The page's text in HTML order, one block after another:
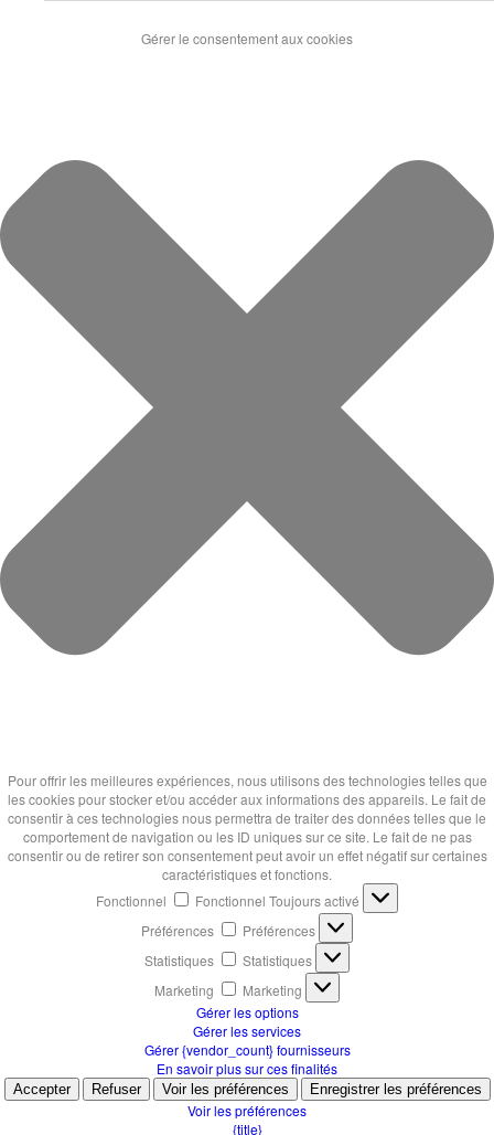
Gérer le consentement aux cookies
Pour offrir les meilleures expériences, nous utilisons des technologies telles que
les cookies pour stocker et/ou accéder aux informations des appareils. Le fait de
consentir à ces technologies nous permettra de traiter des données telles que le
comportement de navigation ou les ID uniques sur ce site. Le fait de ne pas
consentir ou de retirer son consentement peut avoir un effet négatif sur certaines
caractéristiques et fonctions.
Fonctionnel
Fonctionnel Toujours activé
Préférences
Préférences
Statistiques
Statistiques
Marketing
Marketing
Gérer les options
Gérer les services
Gérer {vendor_count} fournisseurs
En savoir plus sur ces finalités
Accepter Refuser Voir les préférences Enregistrer les préférences
Voir les préférences
{title}